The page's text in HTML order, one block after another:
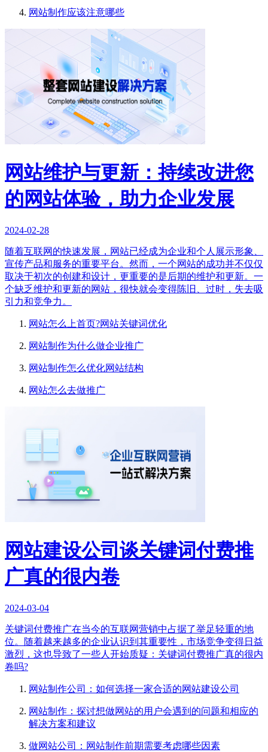
网站制作应该注意哪些
网站维护与更新：持续改进您
的网站体验，助力企业发展
2024-02-28
随着互联网的快速发展，网站已经成为企业和个人展示形象、
宣传产品和服务的重要平台。然而，一个网站的成功并不仅仅
取决于初次的创建和设计，更重要的是后期的维护和更新。一
个缺乏维护和更新的网站，很快就会变得陈旧、过时，失去吸
引力和竞争力。
网站怎么上首页?网站关键词优化
网站制作为什么做企业推广
网站制作怎么优化网站结构
网站怎么去做推广
网站建设公司谈关键词付费推
广真的很内卷
2024-03-04
关键词付费推广在当今的互联网营销中占据了举足轻重的地
位。随着越来越多的企业认识到其重要性，市场竞争变得日益
激烈，这也导致了一些人开始质疑：关键词付费推广真的很内
卷吗?
网站制作公司：如何选择一家合适的网站建设公司
网站制作：探讨想做网站的用户会遇到的问题和相应的
解决方案和建议
做网站公司：网站制作前期需要考虑哪些因素